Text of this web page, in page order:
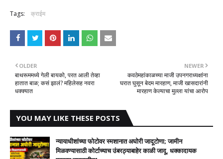
Tags: क्राईम
NEWER
कवठेमहांकाळच्या माजी उपनगराध्यक्षांना
घरात घुसून बेदम मारहाण, माजी खासदारांनी
मारहाण केल्याचा मुल्ला यांचा आरोप
OLDER
बाथरूममध्ये गेली बायको, परत आली तेव्हा
हातात बाळ; कसं झालं? महिलेसह नवरा
धक्क्यात
YOU MAY LIKE THESE POSTS
न्यायाधीशांच्या फोटोवर स्मशानात अघोरी जादूटोणा; जामीन
मिळवण्यासाठी कोर्टाच्याच उंबरठ्याबाहेर काळी जादू, धक्कादायक